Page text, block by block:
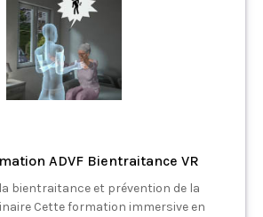
ADVF Bientraitance VR
bientraitance et prévention de la
Cette formation immersive en